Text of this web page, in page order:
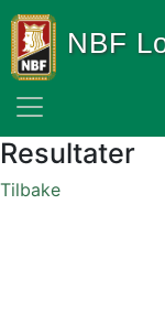
NBF
Resultater
Tilbake